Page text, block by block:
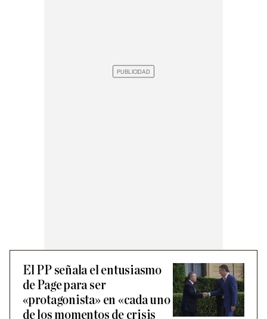
El PP señala el entusiasmo
de Page para ser
«protagonista» en «cada uno
de los momentos de crisis